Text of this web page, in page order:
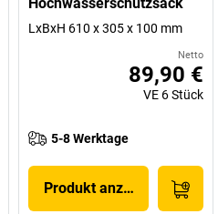
LxBxH 610 x 305 x 100 mm
Netto
89,90 €
VE 6Stück
5-8 Werktage
Produkt anzeigen